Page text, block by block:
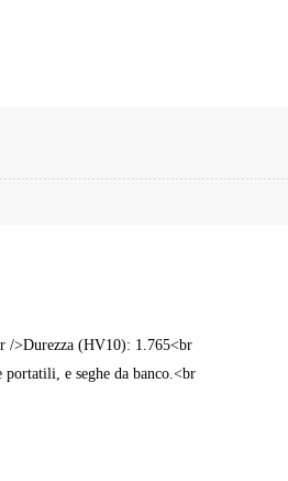
/>Durezza (HV10): 1.765<br
e seghe da banco.<br